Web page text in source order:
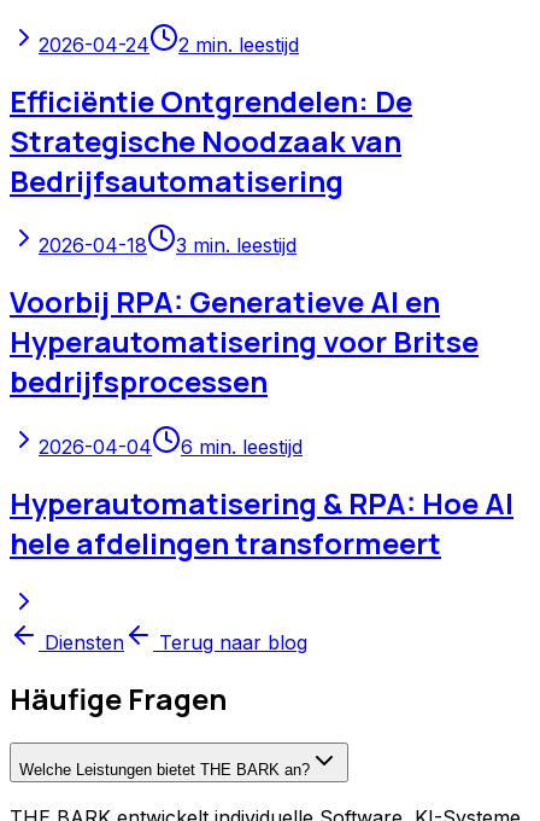
2026-04-24 2 min. leestijd
Efficiëntie Ontgrendelen: De
Strategische Noodzaak van
Bedrijfsautomatisering
2026-04-18 3 min. leestijd
Voorbij RPA: Generatieve AI en
Hyperautomatisering voor Britse
bedrijfsprocessen
2026-04-04 6 min. leestijd
Hyperautomatisering & RPA: Hoe AI
hele afdelingen transformeert
Diensten Terug naar blog
Häufige Fragen
Welche Leistungen bietet THE BARK an?